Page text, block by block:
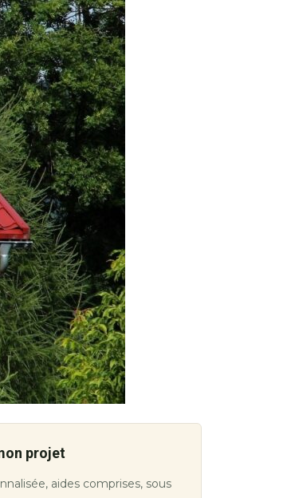
projet
aides comprises, sous